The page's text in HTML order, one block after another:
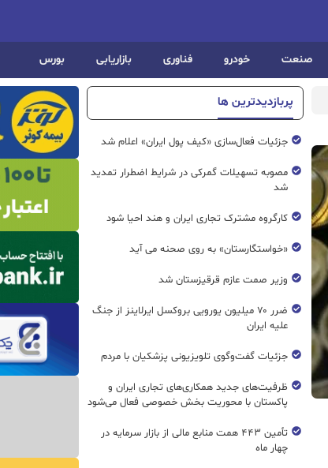
صنعت خودرو فناوری بازاریابی بورس
پربازدیدترین ها
جزئیات فعال‌سازی «کیف پول ایران» اعلام شد
مصوبه تسهیلات گمرکی در شرایط اضطرار تمدید
شد
کارگروه مشترک تجاری ایران و هند احیا شود
«خواستگارستان» به روی صحنه می آید
وزیر صمت عازم قرقیزستان شد
ضرر ۷۰ میلیون یورویی بروکسل ایرلاینز از جنگ
علیه ایران
جزئیات گفت‌وگوی تلویزیونی پزشکیان با مردم
ظرفیت‌های جدید همکاری‌های تجاری ایران و
پاکستان با محوریت بخش خصوصی فعال می‌شود
تأمین ۴۴۳ همت منابع مالی از بازار سرمایه در
چهار ماه